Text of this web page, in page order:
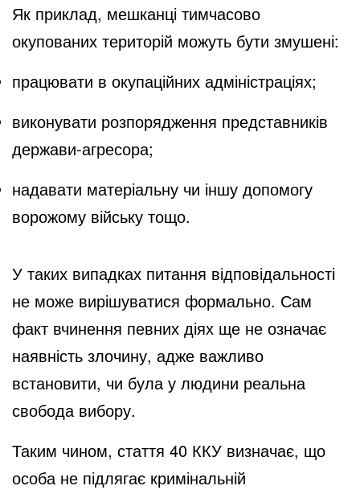
Як приклад, мешканці тимчасово
окупованих територій можуть бути змушені:
працювати в окупаційних адміністраціях;
виконувати розпорядження представників
держави-агресора;
надавати матеріальну чи іншу допомогу
ворожому війську тощо.
У таких випадках питання відповідальності
не може вирішуватися формально. Сам
факт вчинення певних діях ще не означає
наявність злочину, адже важливо
встановити, чи була у людини реальна
свобода вибору.
Таким чином, стаття 40 ККУ визначає, що
особа не підлягає кримінальній